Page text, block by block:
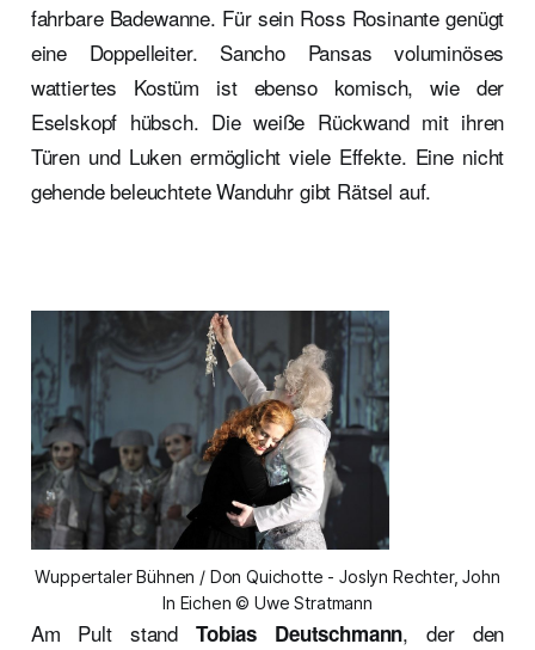
fahrbare Badewanne. Für sein Ross Rosinante genügt
eine Doppelleiter. Sancho Pansas voluminöses
wattiertes Kostüm ist ebenso komisch, wie der
Eselskopf hübsch. Die weiße Rückwand mit ihren
Türen und Luken ermöglicht viele Effekte. Eine nicht
gehende beleuchtete Wanduhr gibt Rätsel auf.
Wuppertaler Bühnen / Don Quichotte - Joslyn Rechter, John
In Eichen © Uwe Stratmann
Am Pult standTobias Deutschmann, der den